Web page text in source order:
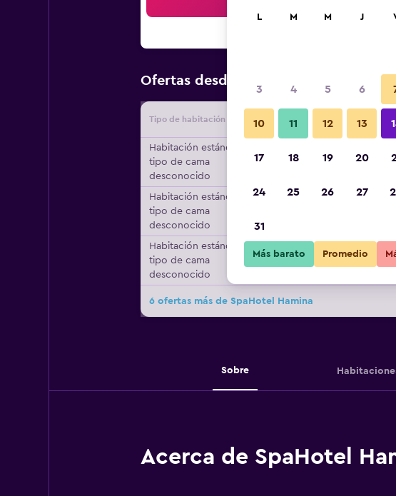
Ofertas desde Oferta más barata de
Tipo de habitación Proveedor Total noche
Habitación estándar,
tipo de cama
desconocido
$154
Habitación estándar,
tipo de cama
desconocido
Habitación estándar,
tipo de cama
desconocido
$171
6 ofertas más de SpaHotel Hamina
Sobre
Acerca de SpaHotel
L M M J
3 4 5 6
10 11 12 13
17 18 19 20
24 25 26 27
31
Más barato Promedio